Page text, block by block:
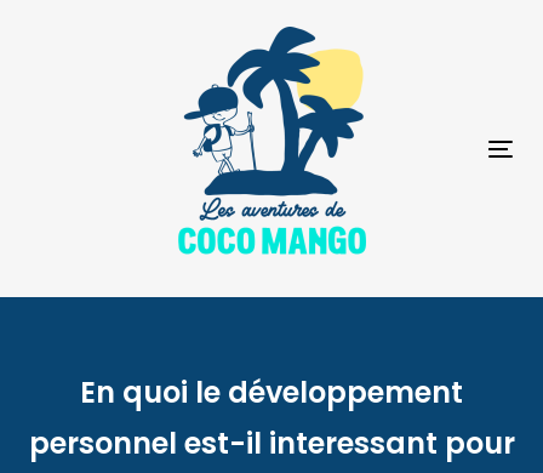
En quoi le développement
personnel est-il interessant pour